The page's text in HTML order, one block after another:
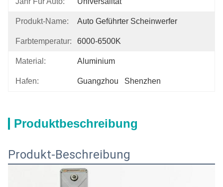
Produkt-Name: Auto Geführter Scheinwerfer
Farbtemperatur: 6000-6500K
Material: Aluminium
Hafen: Guangzhou   Shenzhen
Produktbeschreibung
Produkt-Beschreibung